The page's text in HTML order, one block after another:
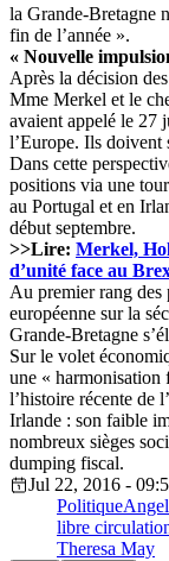
la Grande-Bretagne
fin de l’année ».
« Nouvelle
Après la décision
Mme Merkel et le
avaient appelé le 27
l’Europe. Ils doivent
Dans cette
positions via une
au Portugal et en
début septembre.
>>Lire: Merkel,
d’unité face au
Au premier rang des
européenne sur la
Grande-Bretagne
Sur le volet
une « harmonisation
l’histoire récente de
Irlande : son faible
nombreux sièges
dumping fiscal.
Jul 22, 2016 -
Politique
libre
Theresa May